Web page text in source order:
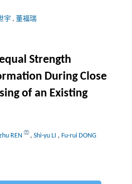
宇 , 董福瑞
Strength
During Close
of an Existing
REN , Shi-yu LI , Fu-rui DONG